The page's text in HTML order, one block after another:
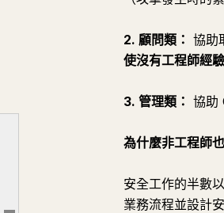
第 1 名：網路安全（求人倍率：42.6）
第 4 名：雲端架構師（AWS / GCP / Azure）
2. 顧問類： 協助
使沒有工程師經
3. 管理類： 協助
為什麼非工程師
安全工作的半數
業務流程並設計